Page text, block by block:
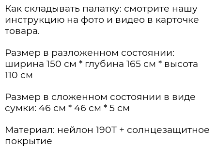
Как складывать палатку: смотрите нашу
инструкцию на фото и видео в карточке
товара.
Размер в разложенном состоянии:
ширина 150 см * глубина 165 см * высота
110 см
Размер в сложенном состоянии в виде
сумки: 46 см * 46 см * 5 см
Материал: нейлон 190T + солнцезащитное
покрытие